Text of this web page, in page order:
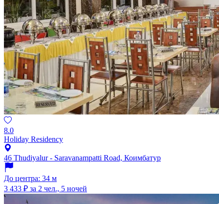
8.0
Holiday Residency
46 Thudiyalur - Saravanampatti Road, Коимбатур
До центра: 34 м
3 433 ₽ за 2 чел., 5 ночей